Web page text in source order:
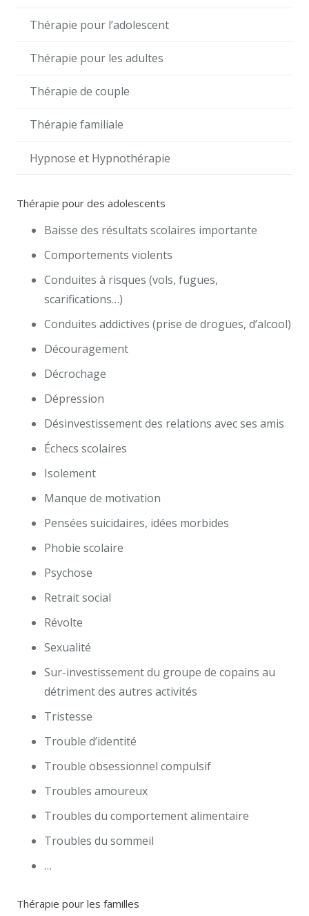
Thérapie pour l’adolescent
Thérapie pour les adultes
Thérapie de couple
Thérapie familiale
Hypnose et Hypnothérapie
Thérapie pour des adolescents
Baisse des résultats scolaires importante
Comportements violents
Conduites à risques (vols, fugues,
scarifications…)
Conduites addictives (prise de drogues, d’alcool)
Découragement
Décrochage
Dépression
Désinvestissement des relations avec ses amis
Échecs scolaires
Isolement
Manque de motivation
Pensées suicidaires, idées morbides
Phobie scolaire
Psychose
Retrait social
Révolte
Sexualité
Sur-investissement du groupe de copains au
détriment des autres activités
Tristesse
Trouble d’identité
Trouble obsessionnel compulsif
Troubles amoureux
Troubles du comportement alimentaire
Troubles du sommeil
…
Thérapie pour les familles